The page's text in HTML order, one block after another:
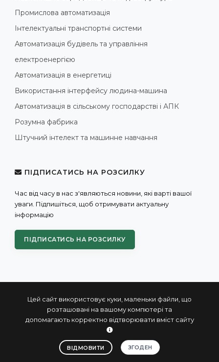
Цей сайт використовує куки, маленьки файли, що
розташовані на вашому компютері та
допомагають корректно відтворювати вміст сайту
ВІДМОВИТИ ЗГОДЕН
Промислова автоматизація
Інтелектуальні транспортні системи
Автоматизація будівель та управління
електроенергією
Автоматизація в енергетиці
Використання інтерфейсу людина-машина
Автоматизація в сільському господарстві і АПК
Розумна фабрика
Штучний інтелект та машинне навчання
ПІДПИСАТИСЬ НА РОЗСИЛКУ
Час від часу в нас з'являються новини, які варті вашої
уваги. Підпишіться, щоб отримувати актуальну
інформацію
ПІДПИСАТИСЬ НА РОЗСИЛКУ
© 2004 - 2026 ПРОКСИС™ - промислові комп'ютери та
системи